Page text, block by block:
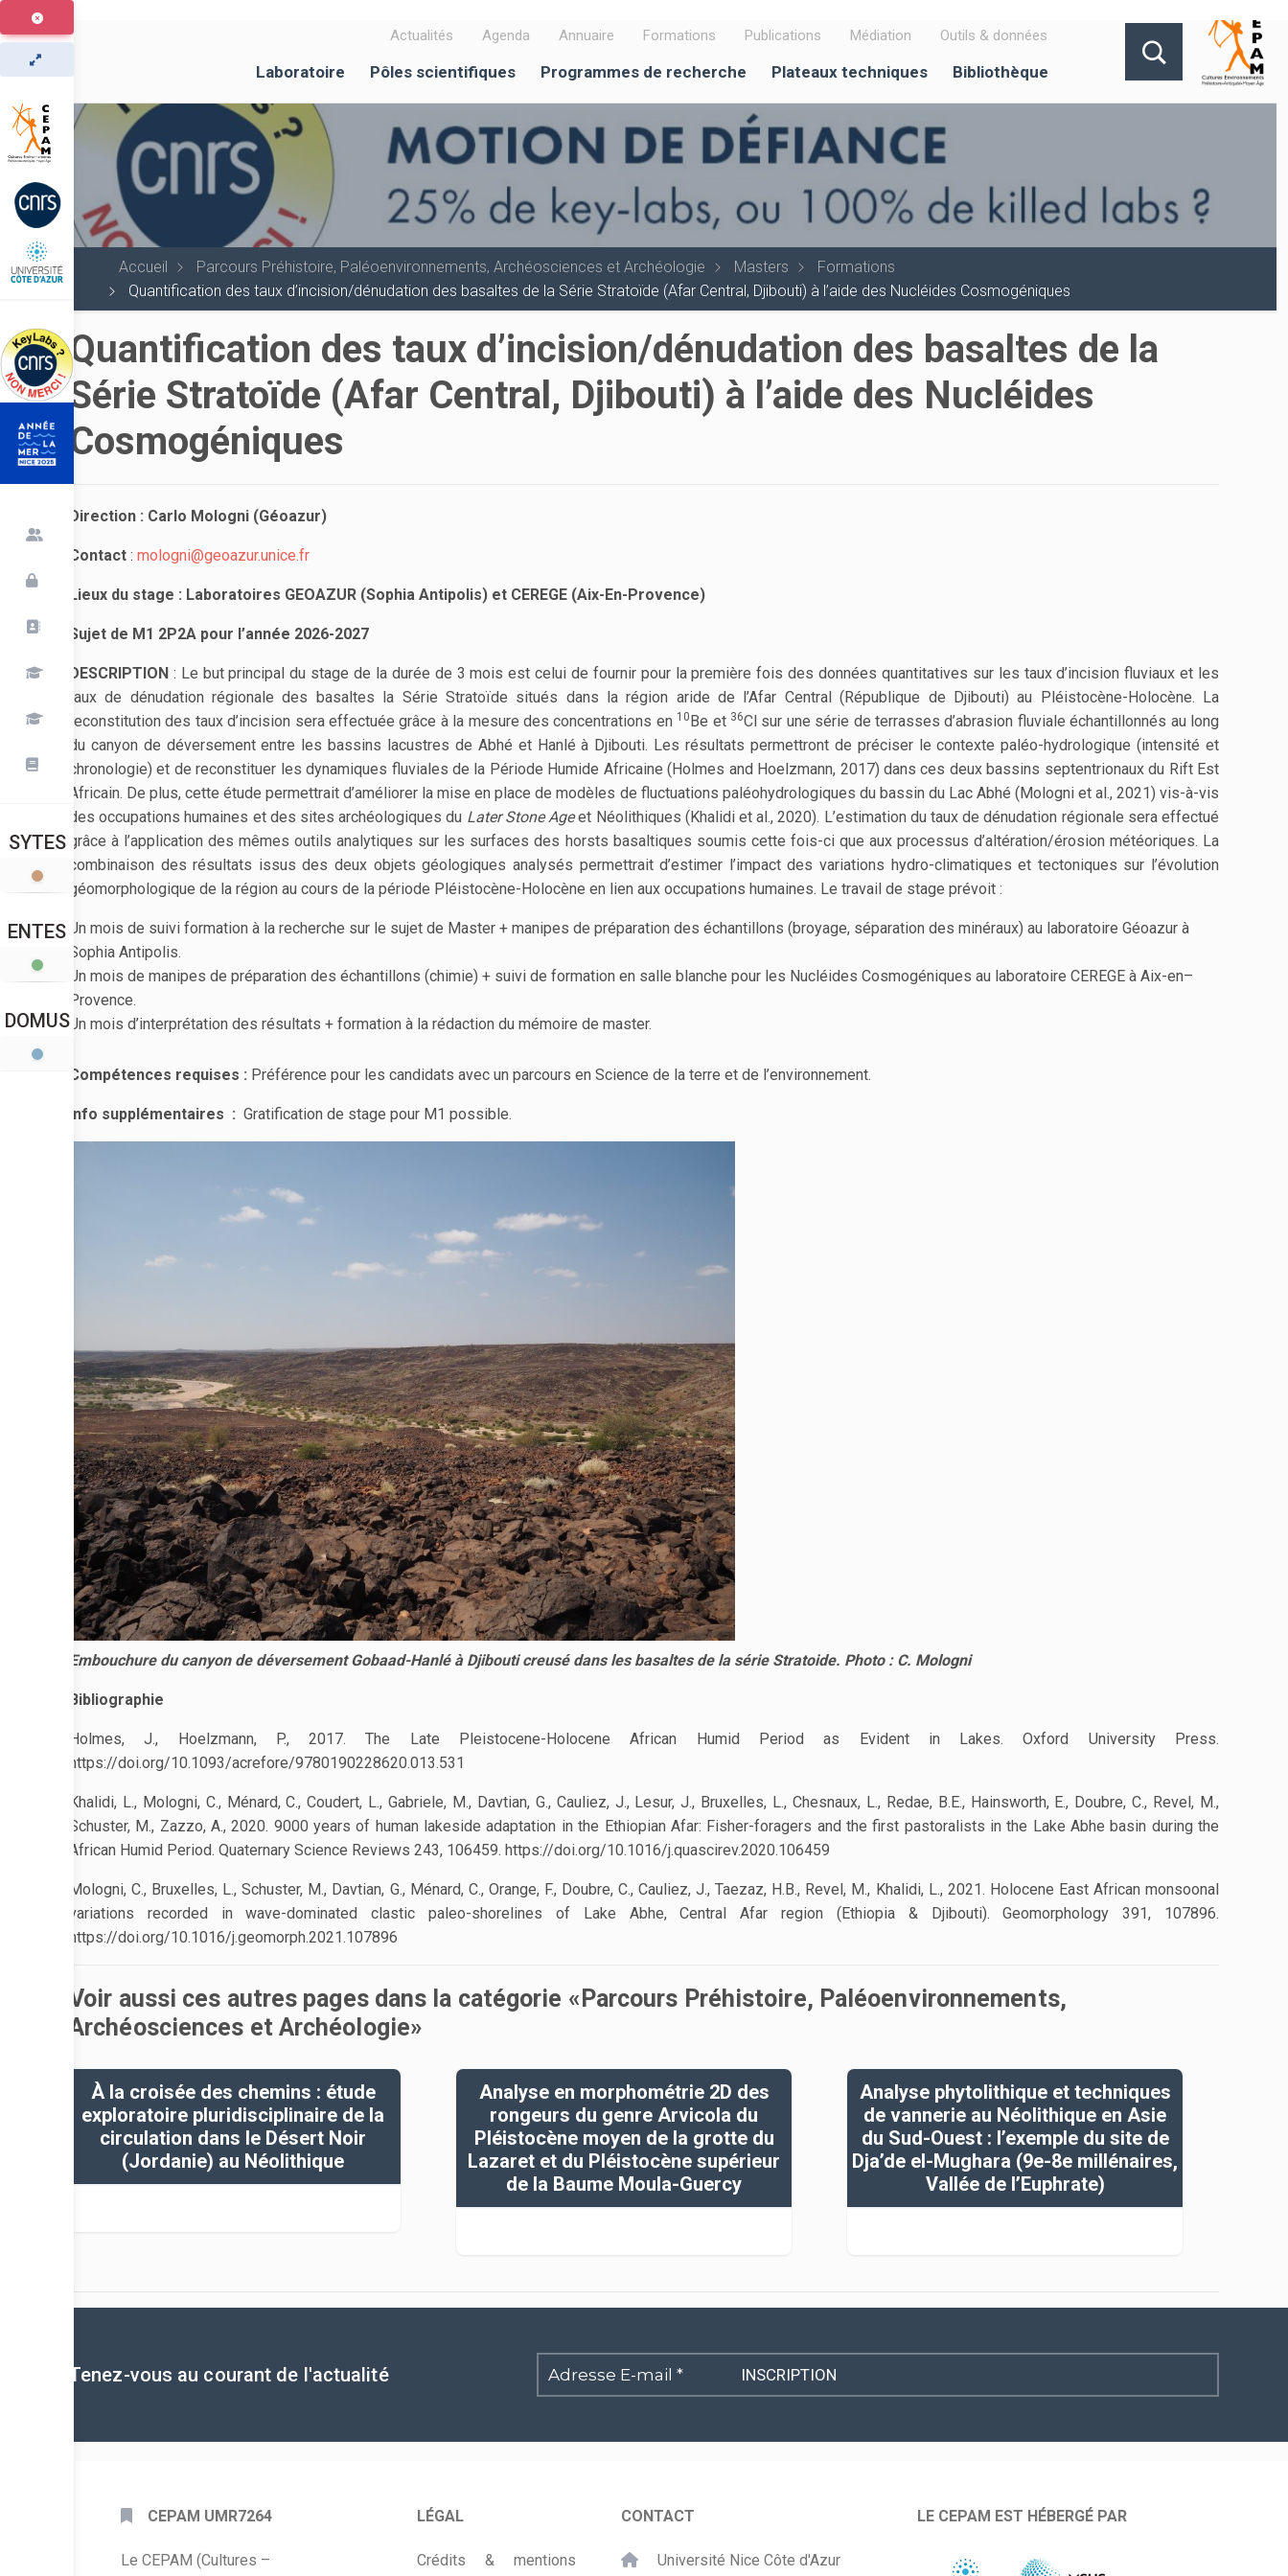
Aller
au
contenu
principal
Actualités Agenda Annuaire Formations Publications Médiation Outils & données
Laboratoire Pôles scientifiques Programmes de recherche Plateaux techniques Bibliothèque
Accueil Parcours Préhistoire, Paléoenvironnements, Archéosciences et Archéologie Masters
Formations
Quantification des taux d’incision/dénudation des basaltes de la Série Stratoïde (Afar Central, Djibouti) à l’aide des Nucléides Cosmogéniques
SYTES
ENTES
DOMUS
Quantification des taux d’incision/dénudation des basaltes de la
Série Stratoïde (Afar Central, Djibouti) à l’aide des Nucléides
Cosmogéniques
Direction : Carlo Mologni (Géoazur)
Contact : mologni@geoazur.unice.fr
Lieux du stage : Laboratoires GEOAZUR (Sophia Antipolis) et CEREGE (Aix-En-Provence)
Sujet de M1 2P2A pour l’année 2026-2027
DESCRIPTION : Le but principal du stage de la durée de 3 mois est celui de fournir pour la première fois des données quantitatives sur les taux d’incision fluviaux et les
taux de dénudation régionale des basaltes la Série Stratoïde situés dans la région aride de l’Afar Central (République de Djibouti) au Pléistocène-Holocène. La
reconstitution des taux d’incision sera effectuée grâce à la mesure des concentrations en 10Be et 36Cl sur une série de terrasses d’abrasion fluviale échantillonnés au long
du canyon de déversement entre les bassins lacustres de Abhé et Hanlé à Djibouti. Les résultats permettront de préciser le contexte paléo-hydrologique (intensité et
chronologie) et de reconstituer les dynamiques fluviales de la Période Humide Africaine (Holmes and Hoelzmann, 2017) dans ces deux bassins septentrionaux du Rift Est
Africain. De plus, cette étude permettrait d’améliorer la mise en place de modèles de fluctuations paléohydrologiques du bassin du Lac Abhé (Mologni et al., 2021) vis-à-vis
des occupations humaines et des sites archéologiques du Later Stone Ageet Néolithiques (Khalidi et al., 2020). L’estimation du taux de dénudation régionale sera effectué
grâce à l’application des mêmes outils analytiques sur les surfaces des horsts basaltiques soumis cette fois-ci que aux processus d’altération/érosion météoriques. La
combinaison des résultats issus des deux objets géologiques analysés permettrait d’estimer l’impact des variations hydro-climatiques et tectoniques sur l’évolution
géomorphologique de la région au cours de la période Pléistocène-Holocène en lien aux occupations humaines. Le travail de stage prévoit :
Un mois de suivi formation à la recherche sur le sujet de Master + manipes de préparation des échantillons (broyage, séparation des minéraux) au laboratoire Géoazur à
Sophia Antipolis.
Un mois de manipes de préparation des échantillons (chimie) + suivi de formation en salle blanche pour les Nucléides Cosmogéniques au laboratoire CEREGE à Aix-en–
Provence.
Un mois d’interprétation des résultats + formation à la rédaction du mémoire de master.
Compétences requises : Préférence pour les candidats avec un parcours en Science de la terre et de l’environnement.
Info supplémentaires : Gratification de stage pour M1 possible.
Embouchure du canyon de déversement Gobaad-Hanlé à Djibouti creusé dans les basaltes de la série Stratoide. Photo : C. Mologni
Bibliographie
Holmes, J., Hoelzmann, P., 2017. The Late Pleistocene-Holocene African Humid Period as Evident in Lakes. Oxford University Press.
https://doi.org/10.1093/acrefore/9780190228620.013.531
Khalidi, L., Mologni, C., Ménard, C., Coudert, L., Gabriele, M., Davtian, G., Cauliez, J., Lesur, J., Bruxelles, L., Chesnaux, L., Redae, B.E., Hainsworth, E., Doubre, C., Revel, M.,
Schuster, M., Zazzo, A., 2020. 9000 years of human lakeside adaptation in the Ethiopian Afar: Fisher-foragers and the first pastoralists in the Lake Abhe basin during the
African Humid Period. Quaternary Science Reviews 243, 106459. https://doi.org/10.1016/j.quascirev.2020.106459
Mologni, C., Bruxelles, L., Schuster, M., Davtian, G., Ménard, C., Orange, F., Doubre, C., Cauliez, J., Taezaz, H.B., Revel, M., Khalidi, L., 2021. Holocene East African monsoonal
variations recorded in wave-dominated clastic paleo-shorelines of Lake Abhe, Central Afar region (Ethiopia & Djibouti). Geomorphology 391, 107896.
https://doi.org/10.1016/j.geomorph.2021.107896
Voir aussi ces autres pages dans la catégorie «Parcours Préhistoire, Paléoenvironnements,
Archéosciences et Archéologie»
À la croisée des chemins : étude
exploratoire pluridisciplinaire de la
circulation dans le Désert Noir
(Jordanie) au Néolithique
Analyse en morphométrie 2D des
rongeurs du genre Arvicola du
Pléistocène moyen de la grotte du
Lazaret et du Pléistocène supérieur
de la Baume Moula-Guercy
Analyse phytolithique et techniques
de vannerie au Néolithique en Asie
du Sud-Ouest : l’exemple du site de
Dja’de el-Mughara (9e-8e millénaires,
Vallée de l’Euphrate)
Tenez-vous au courant de l'actualité
Adresse
E-
CEPAM UMR7264
Le CEPAM (Cultures –
LÉGAL
Crédits & mentions
CONTACT
Université Nice Côte d'Azur
LE CEPAM EST HÉBERGÉ PAR